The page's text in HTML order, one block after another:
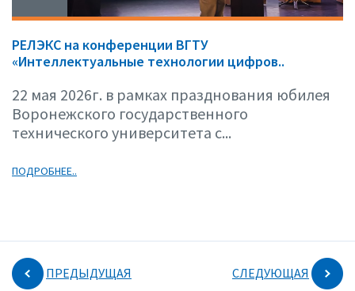
РЕЛЭКС на конференции ВГТУ
«Интеллектуальные технологии цифров..
22 мая 2026г. в рамках празднования юбилея
Воронежского государственного
технического университета с...
ПОДРОБНЕЕ..
ПРЕДЫДУЩАЯ СЛЕДУЮЩАЯ